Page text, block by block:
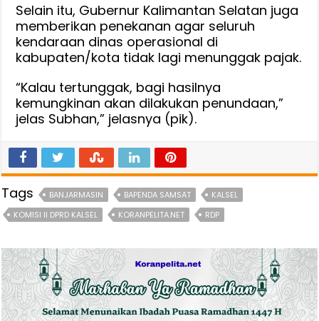
Selain itu, Gubernur Kalimantan Selatan juga
memberikan penekanan agar seluruh
kendaraan dinas operasional di
kabupaten/kota tidak lagi menunggak pajak.
“Kalau tertunggak, bagi hasilnya
kemungkinan akan dilakukan penundaan,”
jelas Subhan,” jelasnya (pik).
Tags BANJARMASIN BAPENDA SAMSAT
KALSEL
KOMISI II DPRD KALSEL
KORANPELITA.NET RDP